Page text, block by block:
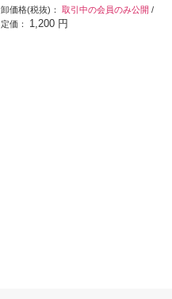
卸価格(税抜)：取引中の会員のみ公開 /
定価： 1,200 円